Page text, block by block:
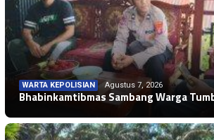
WARTA KEPOLISIAN Agustus 7, 2026
Bhabinkamtibmas Sambang Warga